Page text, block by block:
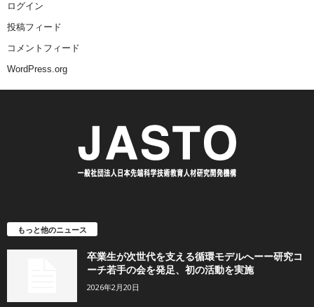
ログイン
投稿フィード
コメントフィード
WordPress.org
もっと他のニュース
卒業生が次世代を支える循環モデルへーー研究コ
ーチ若手の会を発足、初の活動を実施
2026年2月20日